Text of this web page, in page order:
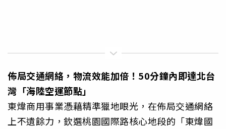
佈局交通網絡，物流效能加倍！ 50分鐘內即達北台
灣「海陸空運節點」
東煒商用事業憑藉精準獵地眼光，在佈局交通網絡
上不遺餘力，欽選桃園國際路核心地段的「東煒國